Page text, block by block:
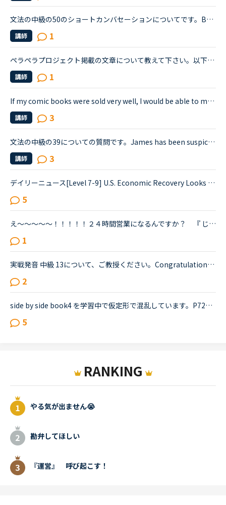
文法の中級の50のショートカンバセーションについてです。Benjamin's son called him at his law firm while he was busy having a meeting. Benjamin &quot;What did my son say?&quot; Secretary &quot;He sai...
講師 1
ペラペラプロジェクト掲載の文章について教えて下さい。以下文章の訳について、一段落目のI did not see enough female role model given the opportunity 〜とありますが、これは「〜の機会が与えられた女性のロ...
講師 1
If my comic books were sold very well, I would be able to make my living on royalties.↑この文について講師と子供の頃の夢について、トークしていた時に、「I used to want to be a comic artist in my chil...
講師 3
文法の中級の39についての質問です。James has been suspicious about Andrew's strange behavior lately.James「 Frankly, I don't know why you are still going to that farm. You were only going there for ...
講師 3
デイリーニュース[Level 7-9] U.S. Economic Recovery Looks Bleakの1つの文が訳せません。教えていただけると嬉しいです。Economists are downgrading their expectations for the strength of the economic rec...
5
え～～～～～！！！！！２４時間営業になるんですか？ 『 じゃぁ、寝られないじゃないですか～！！』 寝ますよ～～～ 仕事中に。。。。。。 とっても真面目な方に追伸 ・・・もちろん、冗談で...
1
実戦発音 中級 13について、ご教授ください。Congratulations on your retirement boss! I'll never forget the years that I worked under you here at NativeCamp, nor will l forget the first day we met. Yo...
2
side by side book4 を学習中で仮定形で混乱しています。P72の例文２に「If he were stronger, he'd be able be able to lift weights.」とあり、その下に「※ If [I,he,she,it,we,you,they]were...」とあるため、...
5
RANKING
やる気が出ません😭
勘弁してほしい
『運営』 呼び起こす！